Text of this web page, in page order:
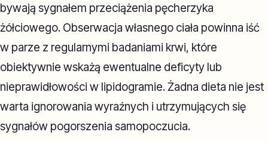
bywają sygnałem przeciążenia pęcherzyka
żółciowego. Obserwacja własnego ciała powinna iść
w parze z regularnymi badaniami krwi, które
obiektywnie wskażą ewentualne deficyty lub
nieprawidłowości w lipidogramie. Żadna dieta nie jest
warta ignorowania wyraźnych i utrzymujących się
sygnałów pogorszenia samopoczucia.